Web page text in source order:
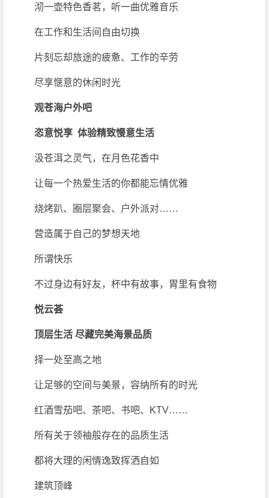
沏一壶特色香茗，听一曲优雅音乐
在工作和生活间自由切换
片刻忘却旅途的疲惫、工作的辛劳
尽享惬意的休闲时光
观苍海户外吧
恣意悦享 体验精致慢意生活
汲苍洱之灵气，在月色花香中
让每一个热爱生活的你都能忘情优雅
烧烤趴、圈层聚会、户外派对……
营造属于自己的梦想天地
所谓快乐
不过身边有好友，杯中有故事，胃里有食物
悦云荟
顶层生活 尽藏完美海景品质
择一处至高之地
让足够的空间与美景，容纳所有的时光
红酒雪茄吧、茶吧、书吧、KTV……
所有关于领袖般存在的品质生活
都将大理的闲情逸致挥洒自如
建筑顶峰